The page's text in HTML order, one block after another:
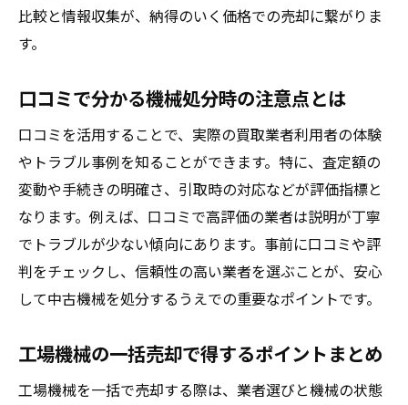
比較と情報収集が、納得のいく価格での売却に繋がりま
す。
口コミで分かる機械処分時の注意点とは
口コミを活用することで、実際の買取業者利用者の体験
やトラブル事例を知ることができます。特に、査定額の
変動や手続きの明確さ、引取時の対応などが評価指標と
なります。例えば、口コミで高評価の業者は説明が丁寧
でトラブルが少ない傾向にあります。事前に口コミや評
判をチェックし、信頼性の高い業者を選ぶことが、安心
して中古機械を処分するうえでの重要なポイントです。
工場機械の一括売却で得するポイントまとめ
工場機械を一括で売却する際は、業者選びと機械の状態